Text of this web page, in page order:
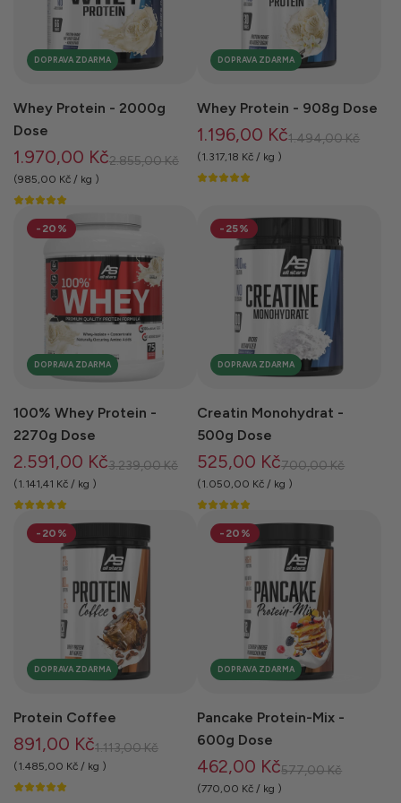
DOPRAVA ZDARMA
Whey Protein - 2000g
Dose
B
c
e
a
2.855,00 Kč
1.970,00 Kč
(985,00 Kč / kg )
DOPRAVA ZDARMA
Whey Protein - 908g Dose
B
á
e
n
1.494,00 Kč
1.196,00 Kč
(1.317,18 Kč / kg )
-20%
DOPRAVA ZDARMA
100% Whey Protein -
2270g Dose
B
n
c
e
n
a
3.239,00 Kč
2.591,00 Kč
(1.141,41 Kč / kg )
-25%
DOPRAVA ZDARMA
Creatin Monohydrat -
500g Dose
B
ě
n
á
c
e
n
700,00 Kč
525,00 Kč
(1.050,00 Kč / kg )
-20%
DOPRAVA ZDARMA
Protein Coffee
B
ě
1.113,00 Kč
891,00 Kč
(1.485,00 Kč / kg )
-20%
DOPRAVA ZDARMA
Pancake Protein-Mix -
600g Dose
B
ě
577,00 Kč
462,00 Kč
(770,00 Kč / kg )